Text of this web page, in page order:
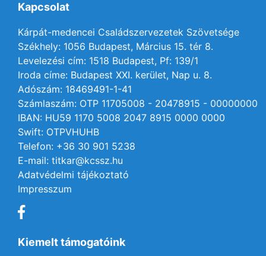
Kapcsolat
Kárpát-medencei Családszervezetek Szövetsége
Székhely: 1056 Budapest, Március 15. tér 8.
Levelezési cím: 1518 Budapest, Pf: 139/1
Iroda címe: Budapest XXI. kerület, Nap u. 8.
Adószám: 18469491-1-41
Számlaszám: OTP 11705008 - 20478915 - 00000000
IBAN: HU59 1170 5008 2047 8915 0000 0000
Swift: OTPVHUHB
Telefon: +36 30 901 5238
E-mail: titkar@kcssz.hu
Adatvédelmi tájékoztató
Impresszum
Kiemelt támogatóink